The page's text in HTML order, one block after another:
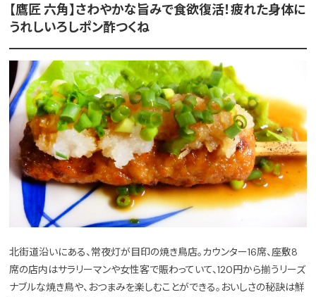
【鷹匠 六角】さわやかな旨みで食欲復活！疲れた身体に
うれしいろしポン酢つくね
北街道沿いにある、常夜灯が目印の焼き鳥店。カウンター16席、座敷8
席の店内はサラリーマンや女性客で賑わっていて、120円から揃うリーズ
ナブルな焼き鳥や、おつまみを楽しむことができる。おいしさの秘訣は鮮